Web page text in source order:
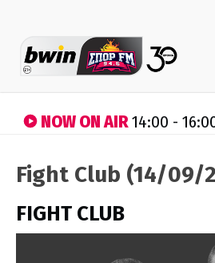
NOW ON AIR14:00 -
Fight Club (14/09/
FIGHT CLUB